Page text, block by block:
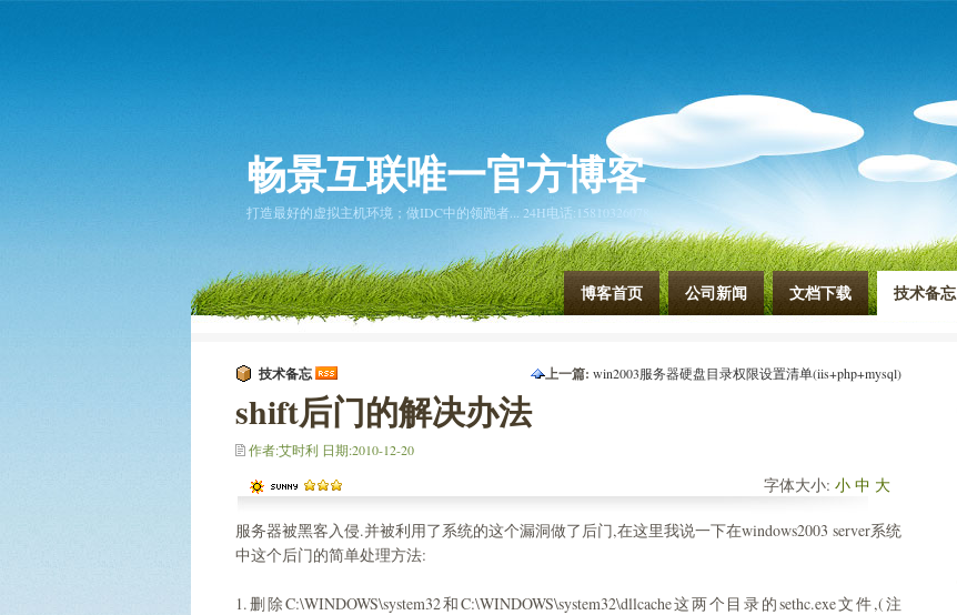
畅景互联唯一官方博客
打造最好的虚拟主机环境；做IDC中的领跑者... 24H电话:15810326078
博客首页 公司新闻 文档下载 技术备忘
上一篇: win2003服务器硬盘目录权限设置清单(iis+php+mysql)
技术备忘
shift后门的解决办法
作者:艾时利 日期:2010-12-20
字体大小: 小 中 大
服务器被黑客入侵.并被利用了系统的这个漏洞做了后门,在这里我说一下在windows2003 server系统
中这个后门的简单处理方法:
1.删除C:\WINDOWS\system32和C:\WINDOWS\system32\dllcache这两个目录的sethc.exe文件,(注